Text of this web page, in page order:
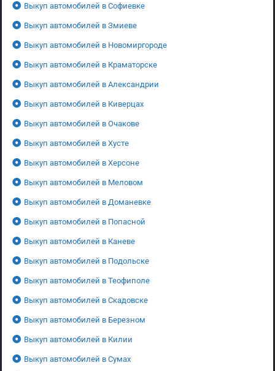
Выкуп автомобилей в Софиевке
Выкуп автомобилей в Змиеве
Выкуп автомобилей в Новомиргороде
Выкуп автомобилей в Краматорске
Выкуп автомобилей в Александрии
Выкуп автомобилей в Киверцах
Выкуп автомобилей в Очакове
Выкуп автомобилей в Хусте
Выкуп автомобилей в Херсоне
Выкуп автомобилей в Меловом
Выкуп автомобилей в Доманевке
Выкуп автомобилей в Попасной
Выкуп автомобилей в Каневе
Выкуп автомобилей в Подольске
Выкуп автомобилей в Теофиполе
Выкуп автомобилей в Скадовске
Выкуп автомобилей в Березном
Выкуп автомобилей в Килии
Выкуп автомобилей в Сумах